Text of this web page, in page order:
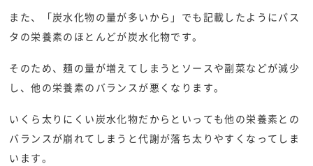
また、「炭水化物の量が多いから」でも記載したようにパス
タの栄養素のほとんどが炭水化物です。
そのため、麺の量が増えてしまうとソースや副菜などが減少
し、他の栄養素のバランスが悪くなります。
いくら太りにくい炭水化物だからといっても他の栄養素との
バランスが崩れてしまうと代謝が落ち太りやすくなってしま
います。